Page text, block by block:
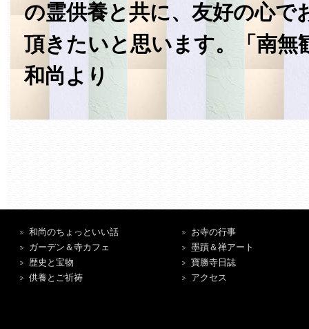
の霊供養と共に、友好の心で
頂きたいと思います。「南
和尚より
和尚のちょっといい話
ガーデン＆寺カフェ
歴史と宝物
供養とご祈祷
お寺の行事
墨蹟＆禅アート
寶勝寺日誌
アクセス